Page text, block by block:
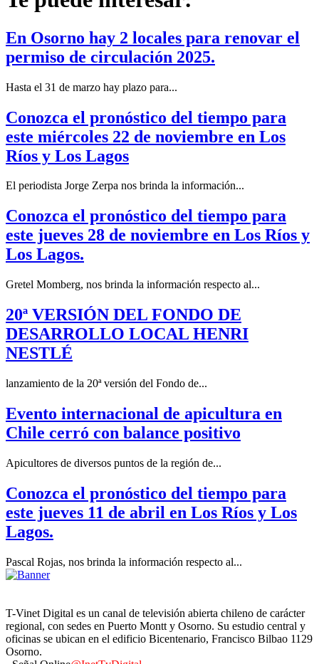
En Osorno hay 2 locales para renovar el
permiso de circulación 2025.
Hasta el 31 de marzo hay plazo para...
Conozca el pronóstico del tiempo para
este miércoles 22 de noviembre en Los
Ríos y Los Lagos
El periodista Jorge Zerpa nos brinda la información...
Conozca el pronóstico del tiempo para
este jueves 28 de noviembre en Los Ríos y
Los Lagos.
Gretel Momberg, nos brinda la información respecto al...
20ª VERSIÓN DEL FONDO DE
DESARROLLO LOCAL HENRI
NESTLÉ
lanzamiento de la 20ª versión del Fondo de...
Evento internacional de apicultura en
Chile cerró con balance positivo
Apicultores de diversos puntos de la región de...
Conozca el pronóstico del tiempo para
este jueves 11 de abril en Los Ríos y Los
Lagos.
Pascal Rojas, nos brinda la información respecto al...
T-Vinet Digital es un canal de televisión abierta chileno de carácter
regional, con sedes en Puerto Montt y Osorno. Su estudio central y
oficinas se ubican en el edificio Bicentenario, Francisco Bilbao 1129
Osorno.